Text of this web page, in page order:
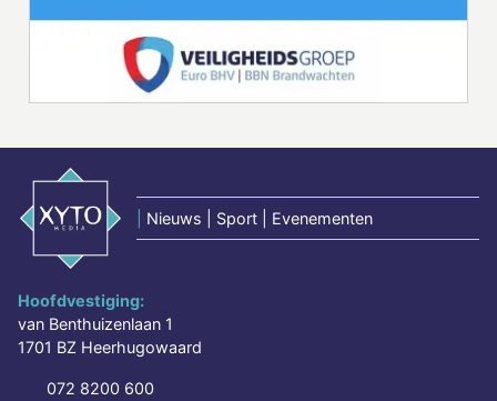
Nieuws | Sport | Evenementen
Hoofdvestiging:
van Benthuizenlaan 1
1701 BZ Heerhugowaard
072 8200 600